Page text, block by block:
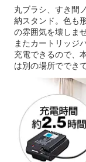
丸ブラシ、すき間
納スタンド。色も
の雰囲気を壊しませ
またカートリッジ
充電できるので、
は別の場所ででき